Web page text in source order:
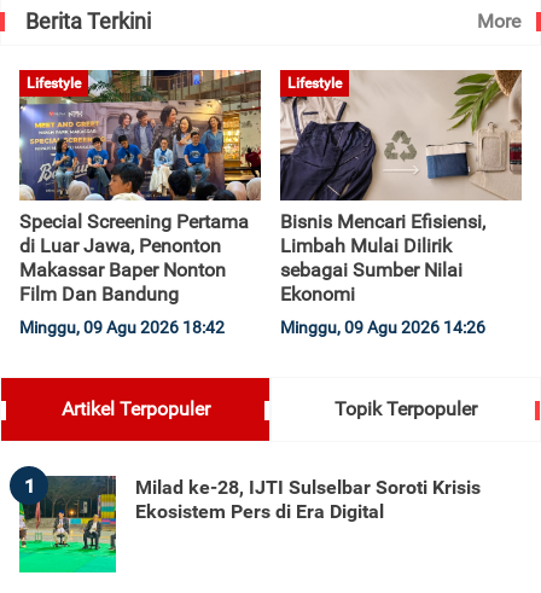
Berita Terkini More
Lifestyle
Special Screening Pertama
di Luar Jawa, Penonton
Makassar Baper Nonton
Film Dan Bandung
Minggu, 09 Agu 2026 18:42
Lifestyle
Bisnis Mencari Efisiensi,
Limbah Mulai Dilirik
sebagai Sumber Nilai
Ekonomi
Minggu, 09 Agu 2026 14:26
Artikel Terpopuler Topik Terpopuler
1
Milad ke-28, IJTI Sulselbar Soroti Krisis
Ekosistem Pers di Era Digital